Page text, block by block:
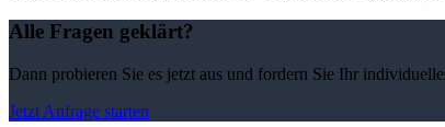
Alle Fragen geklärt?
Dann probieren Sie es jetzt aus und fordern Sie Ihr
Jetzt Anfrage starten